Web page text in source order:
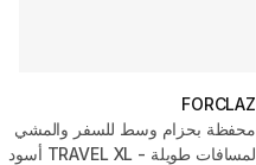
FORCLAZ
محفظة بحزام وسط للسفر والمشي
لمسافات طويلة - TRAVEL XL أسود